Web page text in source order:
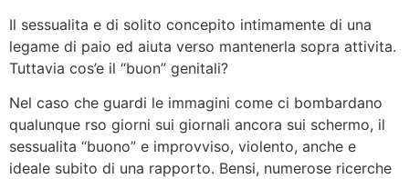
Il sessualita e di solito concepito intimamente di una
legame di paio ed aiuta verso mantenerla sopra attivita.
Tuttavia cos’e il “buon” genitali?
Nel caso che guardi le immagini come ci bombardano
qualunque rso giorni sui giornali ancora sui schermo, il
sessualita “buono” e improvviso, violento, anche e
ideale subito di una rapporto. Bensi, numerose ricerche